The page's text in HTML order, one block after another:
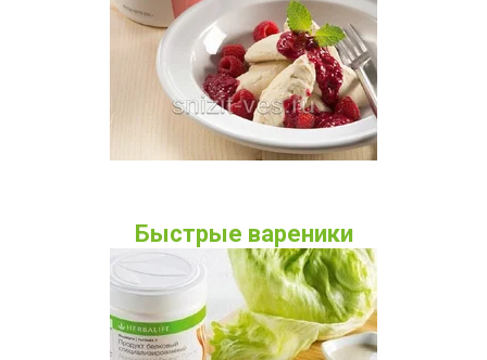
Быстрые вареники